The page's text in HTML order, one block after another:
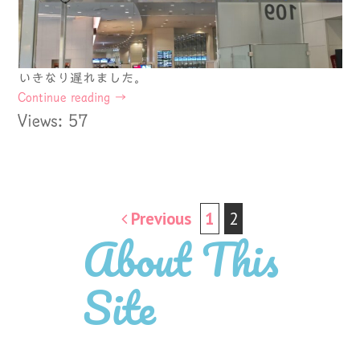
いきなり遅れました。
Continue reading →
Views: 57
navigation
Previous 1 2
About This
Site